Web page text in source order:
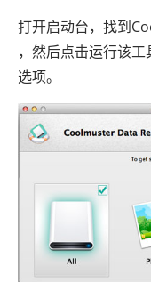
打开启动台，找到
，然后点击运行该
选项。